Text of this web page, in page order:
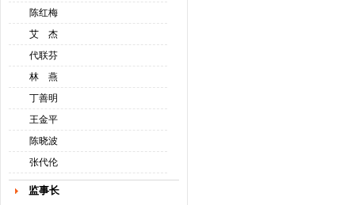
陈红梅
艾 杰
代联芬
林 燕
丁善明
王金平
陈晓波
张代伦
监事长